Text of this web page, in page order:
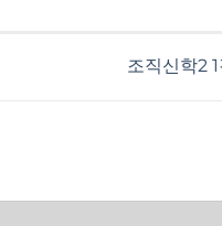
조직신학2